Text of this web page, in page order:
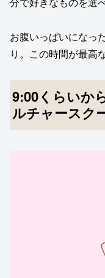
お腹いっぱいになっ
り。この時間が最高
9:00くらいか
ルチャースク